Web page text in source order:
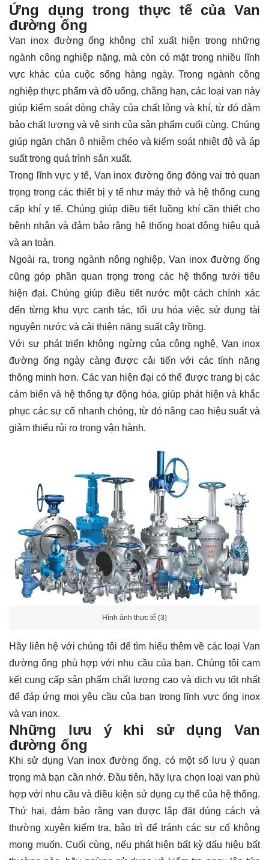
Ứng dụng trong thực tế của Van
đường ống
Van inox đường ống không chỉ xuất hiện trong những
ngành công nghiệp nặng, mà còn có mặt trong nhiều lĩnh
vực khác của cuộc sống hàng ngày. Trong ngành công
nghiệp thực phẩm và đồ uống, chằng hạn, các loại van này
giúp kiểm soát dòng chảy của chất lỏng và khí, từ đó đảm
bảo chất lượng và vệ sinh của sản phẩm cuối cùng. Chúng
giúp ngăn chặn ô nhiễm chéo và kiểm soát nhiệt độ và áp
suất trong quá trình sản xuất.
Trong lĩnh vực y tế, Van inox đường ống đóng vai trò quan
trọng trong các thiết bị y tế như máy thở và hệ thống cung
cấp khí y tế. Chúng giúp điều tiết luồng khí cần thiết cho
bệnh nhân và đảm bảo rằng hệ thống hoạt động hiệu quả
và an toàn.
Ngoài ra, trong ngành nông nghiệp, Van inox đường ống
cũng góp phần quan trọng trong các hệ thống tưới tiêu
hiện đại. Chúng giúp điều tiết nước một cách chính xác
đến từng khu vực canh tác, tối ưu hóa việc sử dụng tài
nguyên nước và cải thiện năng suất cây trồng.
Với sự phát triển không ngừng của công nghệ, Van inox
đường ống ngày càng được cải tiến với các tính năng
thông minh hơn. Các van hiện đại có thể được trang bị các
cảm biến và hệ thống tự động hóa, giúp phát hiện và khắc
phục các sự cố nhanh chóng, từ đó nâng cao hiệu suất và
giảm thiểu rủi ro trong vận hành.
Hình ảnh thực tế (3)
Hãy liên hệ với chúng tôi để tìm hiểu thêm về các loại Van
đường ống phù hợp với nhu cầu của bạn. Chúng tôi cam
kết cung cấp sản phẩm chất lượng cao và dịch vụ tốt nhất
để đáp ứng mọi yêu cầu của bạn trong lĩnh vực ống inox
và van inox.
Những lưu ý khi sử dụng Van
đường ống
Khi sử dụng Van inox đường ống, có một số lưu ý quan
trọng mà bạn cần nhớ. Đầu tiên, hãy lựa chọn loại van phù
hợp với nhu cầu và điều kiện sử dụng cụ thể của hệ thống.
Thứ hai, đảm bảo rằng van được lắp đặt đúng cách và
thường xuyên kiểm tra, bảo trì để tránh các sự cố không
mong muốn. Cuối cùng, nếu phát hiện bất kỳ dấu hiệu bất